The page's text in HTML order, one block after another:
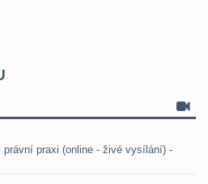
právní praxi (online - živé vysílání) -